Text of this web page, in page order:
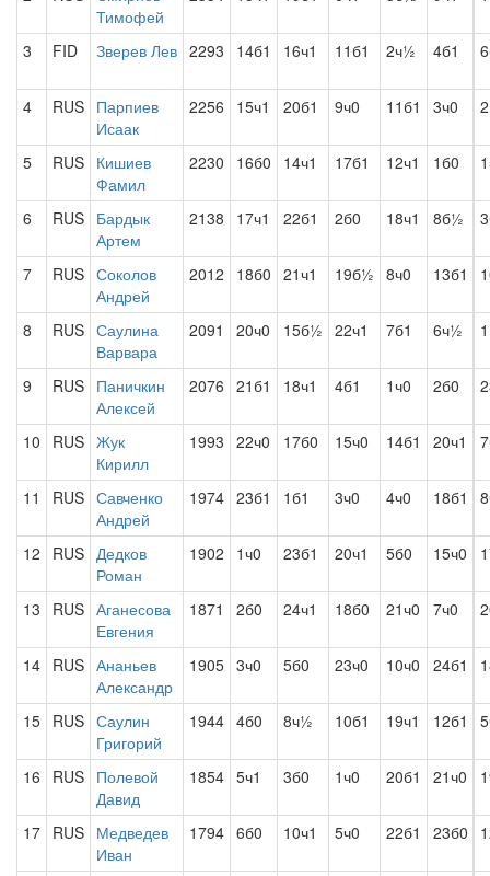
Тимофей
3 FID Зверев Лев 2293 14б1 16ч1 11б1 2ч½ 4б1
4 RUS Парпиев
Исаак
2256 15ч1 20б1 9ч0 11б1 3ч0
5 RUS Кишиев
Фамил
2230 16б0 14ч1 17б1 12ч1 1б0
6 RUS Бардык
Артем
2138 17ч1 22б1 2б0 18ч1 8б½
7 RUS Соколов
Андрей
2012 18б0 21ч1 19б½ 8ч0 13б1
8 RUS Саулина
Варвара
2091 20ч0 15б½ 22ч1 7б1 6ч½
9 RUS Паничкин
Алексей
2076 21б1 18ч1 4б1 1ч0 2б0
10 RUS Жук
Кирилл
1993 22ч0 17б0 15ч0 14б1 20ч1
11 RUS Савченко
Андрей
1974 23б1 1б1 3ч0 4ч0 18б1
12 RUS Дедков
Роман
1902 1ч0 23б1 20ч1 5б0 15ч0
13 RUS Аганесова
Евгения
1871 2б0 24ч1 18б0 21ч0 7ч0
14 RUS Ананьев
Александр
1905 3ч0 5б0 23ч0 10ч0 24б1
15 RUS Саулин
Григорий
1944 4б0 8ч½ 10б1 19ч1 12б1
16 RUS Полевой
Давид
1854 5ч1 3б0 1ч0 20б1 21ч0
17 RUS Медведев
Иван
1794 6б0 10ч1 5ч0 22б1 23б0